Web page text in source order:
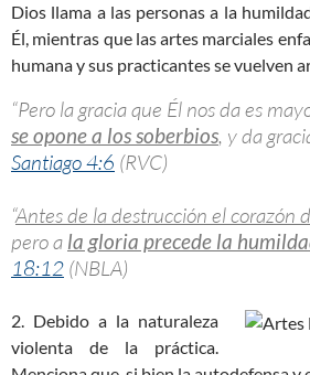
Dios llama a las personas a la
Él, mientras que las artes marciales
humana y sus practicantes se vuelven
“Pero la gracia que Él nos da es
se opone a los soberbios, y da
Santiago 4:6 (RVC)
“Antes de la destrucción el corazón
pero a la gloria precede la
18:12 (NBLA)
2. Debido a la naturaleza
violenta de la práctica.